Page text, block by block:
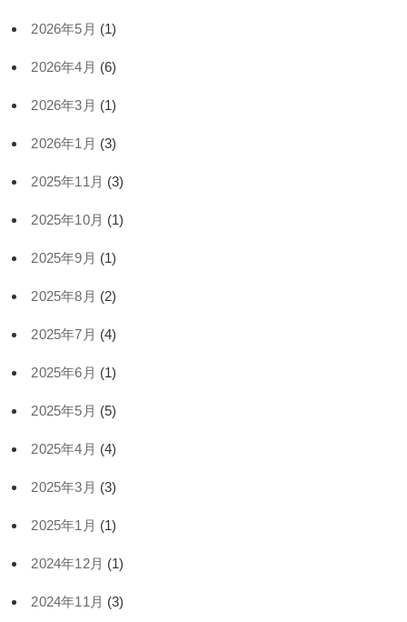
2026年5月 (1)
2026年4月 (6)
2026年3月 (1)
2026年1月 (3)
2025年11月 (3)
2025年10月 (1)
2025年9月 (1)
2025年8月 (2)
2025年7月 (4)
2025年6月 (1)
2025年5月 (5)
2025年4月 (4)
2025年3月 (3)
2025年1月 (1)
2024年12月 (1)
2024年11月 (3)